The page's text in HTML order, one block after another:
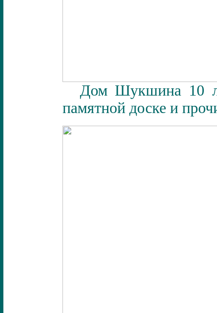
Дом Шукшина 10
памятной доске и